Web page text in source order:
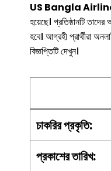
US Bangla Airlines
হয়েছে। প্রতিষ্ঠানটি
হবে। আগ্রহী প্রার্থীরা
বিজ্ঞপ্তিটি দেখুন।
চাকরিরপ্রকৃতি:
প্রকাশের তারিখ: